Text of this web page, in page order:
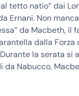
tetto natio” dai
Ernani. Non
da Macbeth, il
dalla
la serata
da Nabucco,